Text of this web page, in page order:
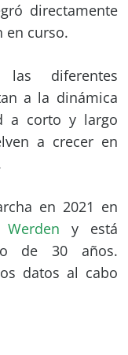
directamente
en curso.
las diferentes
a la dinámica
a corto y largo
a crecer en
en 2021 en
y está
de 30 años.
datos al cabo